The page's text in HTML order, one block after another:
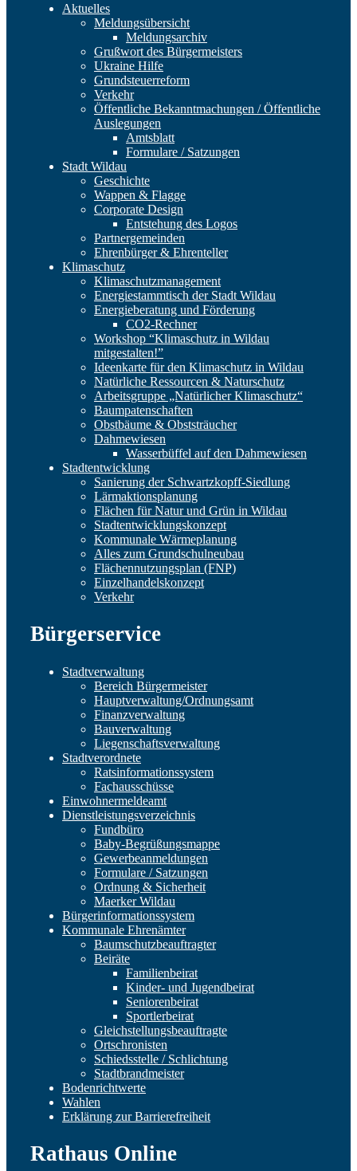
Aktuelles
Meldungsübersicht
Meldungsarchiv
Grußwort des Bürgermeisters
Ukraine Hilfe
Grundsteuerreform
Verkehr
Öffentliche Bekanntmachungen / Öffentliche
Auslegungen
Amtsblatt
Formulare / Satzungen
Stadt Wildau
Geschichte
Wappen & Flagge
Corporate Design
Entstehung des Logos
Partnergemeinden
Ehrenbürger & Ehrenteller
Klimaschutz
Klimaschutzmanagement
Energiestammtisch der Stadt Wildau
Energieberatung und Förderung
CO2-Rechner
Workshop “Klimaschutz in Wildau
mitgestalten!”
Ideenkarte für den Klimaschutz in Wildau
Natürliche Ressourcen & Naturschutz
Arbeitsgruppe „Natürlicher Klimaschutz“
Baumpatenschaften
Obstbäume & Obststräucher
Dahmewiesen
Wasserbüffel auf den Dahmewiesen
Stadtentwicklung
Sanierung der Schwartzkopff-Siedlung
Lärmaktionsplanung
Flächen für Natur und Grün in Wildau
Stadtentwicklungskonzept
Kommunale Wärmeplanung
Alles zum Grundschulneubau
Flächennutzungsplan (FNP)
Einzelhandelskonzept
Verkehr
Bürgerservice
Stadtverwaltung
Bereich Bürgermeister
Hauptverwaltung/Ordnungsamt
Finanzverwaltung
Bauverwaltung
Liegenschaftsverwaltung
Stadtverordnete
Ratsinformationssystem
Fachausschüsse
Einwohnermeldeamt
Dienstleistungsverzeichnis
Fundbüro
Baby-Begrüßungsmappe
Gewerbeanmeldungen
Formulare / Satzungen
Ordnung & Sicherheit
Maerker Wildau
Bürgerinformationssystem
Kommunale Ehrenämter
Baumschutzbeauftragter
Beiräte
Familienbeirat
Kinder- und Jugendbeirat
Seniorenbeirat
Sportlerbeirat
Gleichstellungsbeauftragte
Ortschronisten
Schiedsstelle / Schlichtung
Stadtbrandmeister
Bodenrichtwerte
Wahlen
Erklärung zur Barrierefreiheit
Rathaus Online